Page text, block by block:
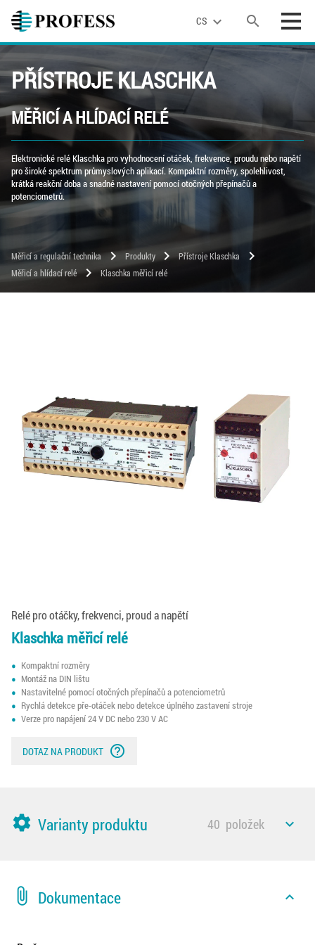
CS expand_more search
PŘÍSTROJE KLASCHKA
MĚŘICÍ A HLÍDACÍ RELÉ
Elektronické relé Klaschka pro vyhodnocení otáček, frekvence, proudu nebo napětí
pro široké spektrum průmyslových aplikací. Kompaktní rozměry, spolehlivost,
krátká reakční doba a snadné nastavení pomocí otočných přepínačů a
potenciometrů.
Měřicí a regulační technika chevron_right Produkty chevron_right Přístroje Klaschka chevron_right
Měřicí a hlídací relé chevron_right Klaschka měřicí relé
Relé pro otáčky, frekvenci, proud a napětí
Klaschka měřicí relé
Kompaktní rozměry
Montáž na DIN lištu
Nastavitelné pomocí otočných přepínačů a potenciometrů
Rychlá detekce pře-otáček nebo detekce úplného zastavení stroje
Verze pro napájení 24 V DC nebo 230 V AC
DOTAZ NA PRODUKT help_outline
settings Varianty produktu 40 položek expand_less
attach_file Dokumentace expand_less